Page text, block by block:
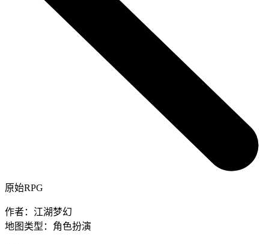
原始RPG
作者： 江湖梦幻
地图类型： 角色扮演